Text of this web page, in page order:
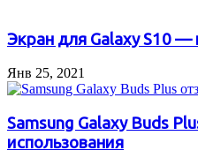
Экран для Galaxy S10 —
Янв 25, 2021
Samsung Galaxy Buds
использования